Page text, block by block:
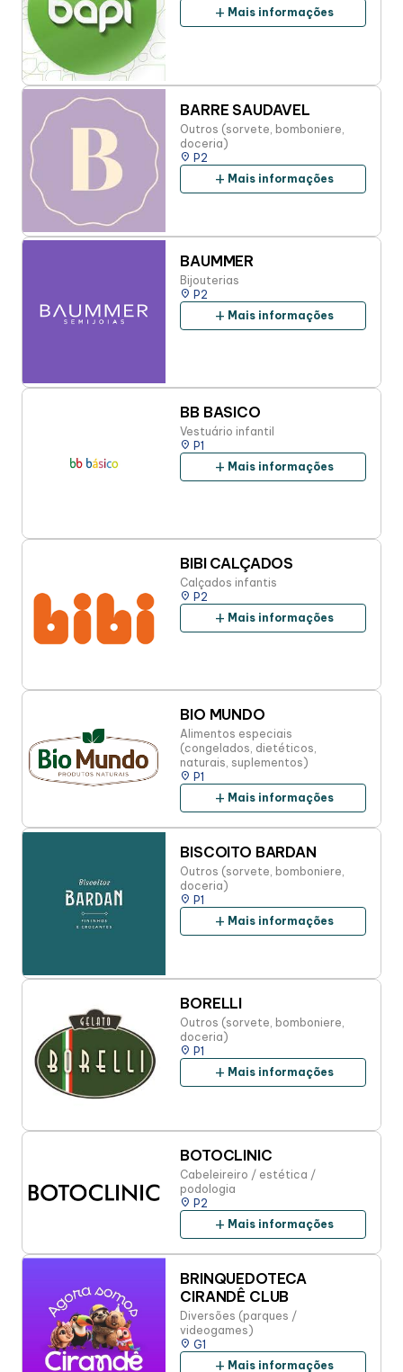
add Mais informações
BARRE SAUDAVEL
Outros (sorvete, bomboniere,
doceria)
place P2
add Mais informações
BAUMMER
Bijouterias
place P2
add Mais informações
BB BASICO
Vestuário infantil
place P1
add Mais informações
BIBI CALÇADOS
Calçados infantis
place P2
add Mais informações
BIO MUNDO
Alimentos especiais
(congelados, dietéticos,
naturais, suplementos)
place P1
add Mais informações
BISCOITO BARDAN
Outros (sorvete, bomboniere,
doceria)
place P1
add Mais informações
BORELLI
Outros (sorvete, bomboniere,
doceria)
place P1
add Mais informações
BOTOCLINIC
Cabeleireiro / estética /
podologia
place P2
add Mais informações
BRINQUEDOTECA
CIRANDÊ CLUB
Diversões (parques /
videogames)
place G1
add Mais informações